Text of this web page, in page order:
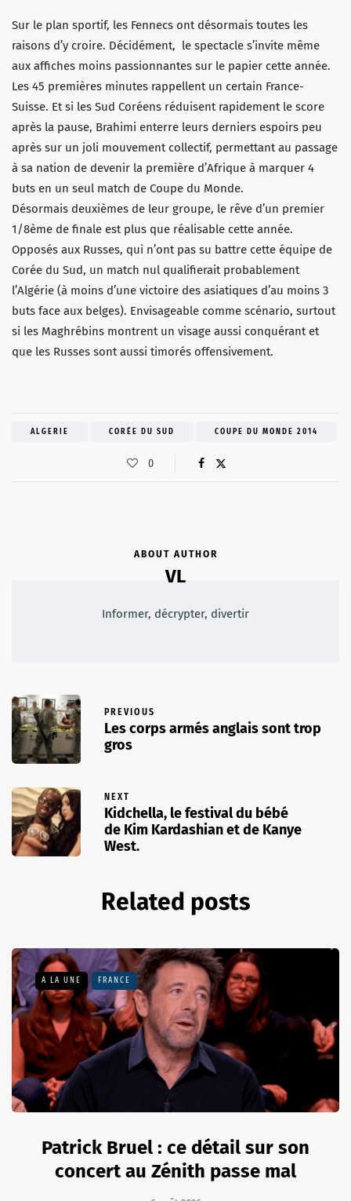
Sur le plan sportif, les Fennecs ont désormais toutes les
raisons d’y croire. Décidément, le spectacle s’invite même
aux affiches moins passionnantes sur le papier cette année.
Les 45 premières minutes rappellent un certain France-
Suisse. Et si les Sud Coréens réduisent rapidement le score
après la pause, Brahimi enterre leurs derniers espoirs peu
après sur un joli mouvement collectif, permettant au passage
à sa nation de devenir la première d’Afrique à marquer 4
buts en un seul match de Coupe du Monde.
Désormais deuxièmes de leur groupe, le rêve d’un premier
1/8ème de finale est plus que réalisable cette année.
Opposés aux Russes, qui n’ont pas su battre cette équipe de
Corée du Sud, un match nul qualifierait probablement
l’Algérie (à moins d’une victoire des asiatiques d’au moins 3
buts face aux belges). Envisageable comme scénario, surtout
si les Maghrébins montrent un visage aussi conquérant et
que les Russes sont aussi timorés offensivement.
ALGERIE CORÉE DU SUD COUPE DU MONDE 2014
0
ABOUT AUTHOR
VL
Informer, décrypter, divertir
PREVIOUS
Les corps armés anglais sont trop
gros
NEXT
Kidchella, le festival du bébé
de Kim Kardashian et de Kanye
West.
Related posts
A LA UNE FRANCE
Patrick Bruel : ce détail sur son
concert au Zénith passe mal